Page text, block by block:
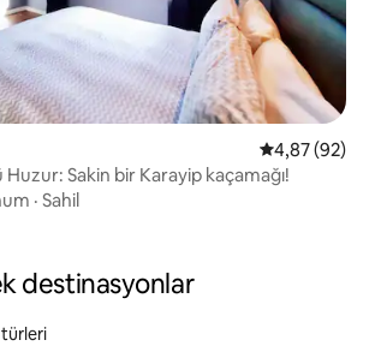
5 üzerinden
4,87 (92)
Sakin bir Karayip kaçamağı!
· Sahil
destinasyonlar